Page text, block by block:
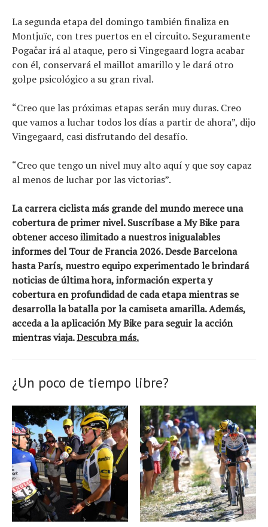
La segunda etapa del domingo también finaliza en
Montjuïc, con tres puertos en el circuito. Seguramente
Pogačar irá al ataque, pero si Vingegaard logra acabar
con él, conservará el maillot amarillo y le dará otro
golpe psicológico a su gran rival.
“Creo que las próximas etapas serán muy duras. Creo
que vamos a luchar todos los días a partir de ahora”, dijo
Vingegaard, casi disfrutando del desafío.
“Creo que tengo un nivel muy alto aquí y que soy capaz
al menos de luchar por las victorias”.
La carrera ciclista más grande del mundo merece una
cobertura de primer nivel. Suscríbase a My Bike para
obtener acceso ilimitado a nuestros inigualables
informes del Tour de Francia 2026. Desde Barcelona
hasta París, nuestro equipo experimentado le brindará
noticias de última hora, información experta y
cobertura en profundidad de cada etapa mientras se
desarrolla la batalla por la camiseta amarilla. Además,
acceda a la aplicación My Bike para seguir la acción
mientras viaja.Descubra más.
¿Un poco de tiempo libre?